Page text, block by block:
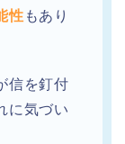
性 もあり
信を釘付
に気づい